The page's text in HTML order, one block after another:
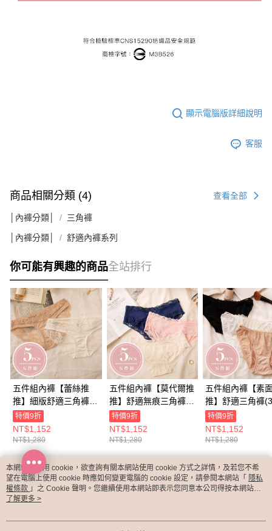
顯示電腦版詳細說明
客服
商品相關分類 (4) 查看全部
│內褲分類│ 三角褲
│內褲分類│ 舒適內褲系列
你可能有興趣的商品全站排行
五件組內褲【蕾絲推
推】細版舒適三角褲(2
色)
特價9折
NT$1,152
NT$1,280
五件組內褲【莫代爾推
推】舒適無痕三角褲(5
色)
特價9折
NT$1,152
NT$1,280
五件組內褲【素
推】舒適三角褲
特價9折
NT$1,152
NT$1,280
熱門標籤
本網站中使用 cookie，欲查詢有關本網站使用 cookie 方式之詳情，及若您不希
望在電腦上使用 cookie 時應如何變更電腦的 cookie 設定，請參閱本網站「 隱私
權條款 」之 Cookie 聲明。您繼續使用本網站即表示您同意本公司得按本網站使
用條款之 Cookie 聲明使用 cookie。
了解更多 >